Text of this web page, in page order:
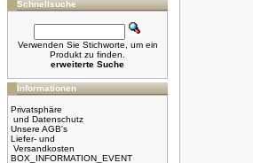
Schnellsuche
Verwenden Sie Stichworte, um ein
Produkt zu finden.
erweiterte Suche
Informationen
Privatsphäre
und Datenschutz
Unsere AGB's
Liefer- und
Versandkosten
BOX_INFORMATION_EVENT